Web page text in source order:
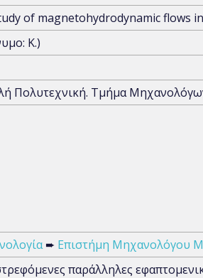
of magnetohydrodynamic flows
Κ.)
Πολυτεχνική. Τμήμα
➨ Επιστήμη Μηχανολόγου
παράλληλες